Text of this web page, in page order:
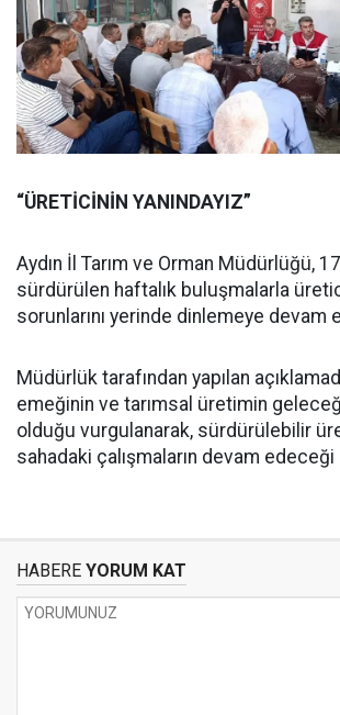
“ÜRETİCİNİN YANINDAYIZ”
Aydın İl Tarım ve Orman Müdürlüğü,
sürdürülen haftalık buluşmalarla
sorunlarını yerinde dinlemeye devam
Müdürlük tarafından yapılan
emeğinin ve tarımsal üretimin
olduğu vurgulanarak, sürdürülebilir
sahadaki çalışmaların devam
HABERE YORUM KAT